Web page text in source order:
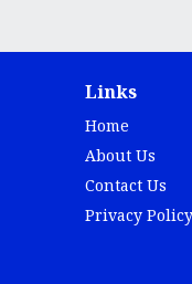
Links
Home
About Us
Contact Us
Privacy Policy